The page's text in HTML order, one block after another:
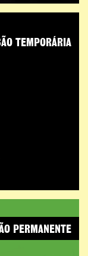
TEMPORÁRIA
PERMANENTE